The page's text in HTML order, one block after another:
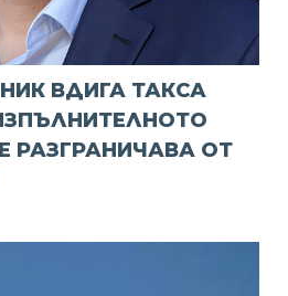
ВДИГА ТАКСА
РАЗГРАНИЧАВА ОТ